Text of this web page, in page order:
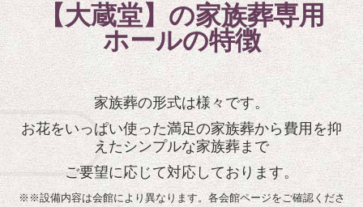
【大蔵堂】の家族葬専用
ホールの特徴
家族葬の形式は様々です。
お花をいっぱい使った満足の家族葬から費用を抑
えたシンプルな家族葬まで
ご要望に応じて対応しております。
※※設備内容は会館により異なります。各会館ページをご確認くださ